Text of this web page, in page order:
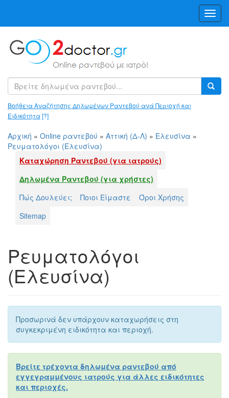
Βοήθεια Αναζήτησης Δηλωμένων Ραντεβού ανά Περιοχή και
Ειδικότητα[?]
Αρχική » Online ραντεβού » Αττική (Δ-Λ) » Ελευσίνα »
Ρευματολόγοι (Ελευσίνα)
Καταχώρηση Ραντεβού (για ιατρούς)
Δηλωμένα Ραντεβού (για χρήστες)
Πώς Δουλεύει;
Ποιοι Είμαστε
Όροι Χρήσης
Sitemap
Ρευματολόγοι
(Ελευσίνα)
Προσωρινά δεν υπάρχουν καταχωρήσεις στη
συγκεκριμένη ειδικότητα και περιοχή.
Βρείτε τρέχοντα δηλωμένα ραντεβού από
εγγεγραμμένους ιατρούς για άλλες ειδικότητες
και περιοχές.